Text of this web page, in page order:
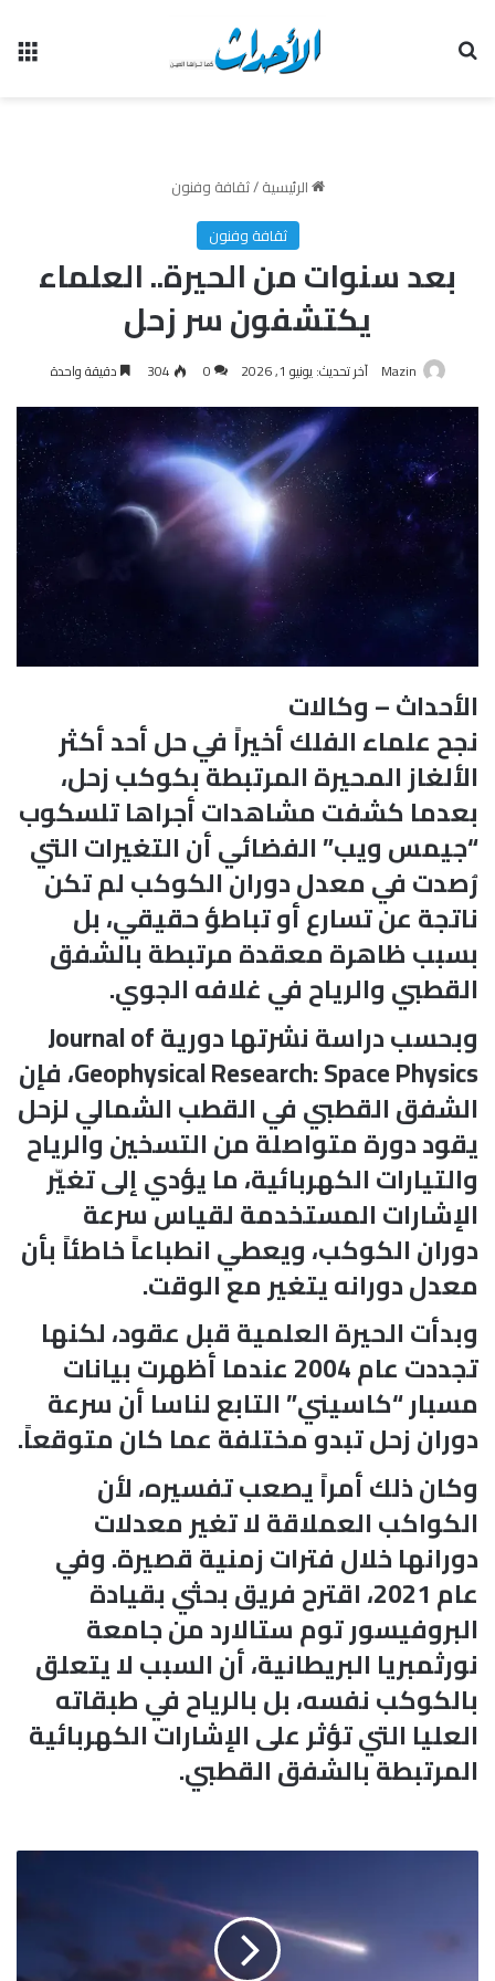
الرئيسية/ثقافة وفنون
ثقافة وفنون
بعد سنوات من الحيرة.. العلماء
يكتشفون سر زحل
Mazin آخر تحديث: يونيو 1, 2026 0
304 دقيقة واحدة
الأحداث – وكالات
نجح علماء الفلك أخيراً في حل أحد أكثر
الألغاز المحيرة المرتبطة بكوكب زحل،
بعدما كشفت مشاهدات أجراها تلسكوب
“جيمس ويب” الفضائي أن التغيرات التي
رُصدت في معدل دوران الكوكب لم تكن
ناتجة عن تسارع أو تباطؤ حقيقي، بل
بسبب ظاهرة معقدة مرتبطة بالشفق
القطبي والرياح في غلافه الجوي.
وبحسب دراسة نشرتها دورية Journal of
Geophysical Research: Space Physics، فإن
الشفق القطبي في القطب الشمالي لزحل
يقود دورة متواصلة من التسخين والرياح
والتيارات الكهربائية، ما يؤدي إلى تغيّر
الإشارات المستخدمة لقياس سرعة
دوران الكوكب، ويعطي انطباعاً خاطئاً بأن
معدل دورانه يتغير مع الوقت.
وبدأت الحيرة العلمية قبل عقود، لكنها
تجددت عام 2004 عندما أظهرت بيانات
مسبار “كاسيني” التابع لناسا أن سرعة
دوران زحل تبدو مختلفة عما كان متوقعاً.
وكان ذلك أمراً يصعب تفسيره، لأن
الكواكب العملاقة لا تغير معدلات
دورانها خلال فترات زمنية قصيرة. وفي
عام 2021، اقترح فريق بحثي بقيادة
البروفيسور توم ستالارد من جامعة
نورثمبريا البريطانية، أن السبب لا يتعلق
بالكوكب نفسه، بل بالرياح في طبقاته
العليا التي تؤثر على الإشارات الكهربائية
المرتبطة بالشفق القطبي.
ن